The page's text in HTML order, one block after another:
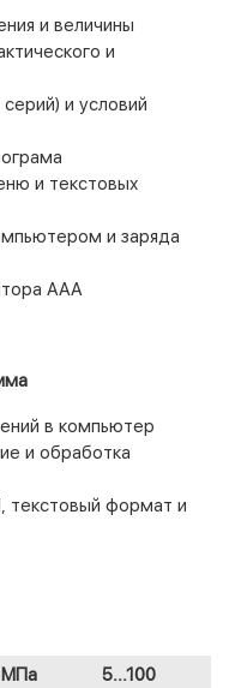
и величины
и
и условий
и текстовых
и заряда
ААА
в компьютер
и обработка
текстовый формат и
МПа
5...100